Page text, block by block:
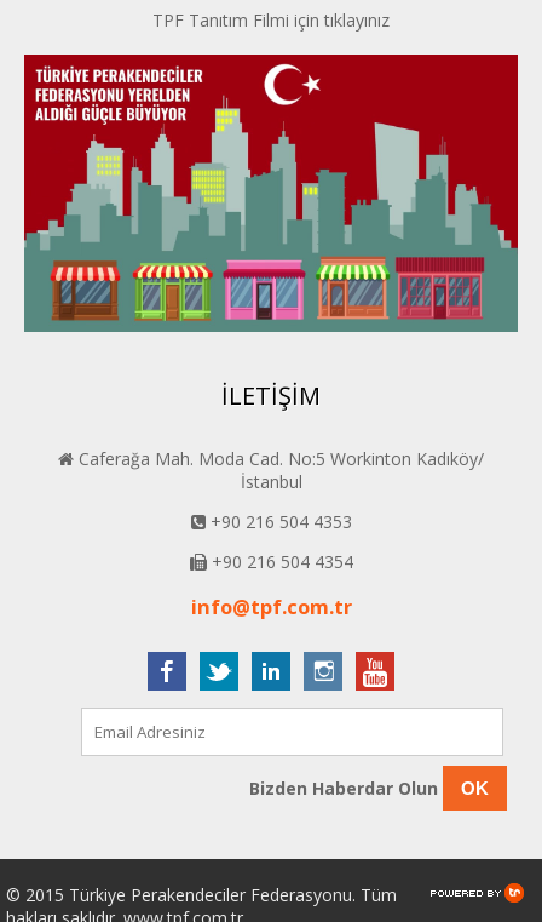
İpek Yolu PERDER
Kayseri PERDER
Karadeniz Perder
Konya PERDER
Van PERDER
BEYPER
TPF Tanıtım Filmi için tıklayınız
İLETİŞİM
Caferağa Mah. Moda Cad. No:5 Workinton Kadıköy/
İstanbul
+90 216 504 4353
+90 216 504 4354
info@tpf.com.tr
Bizden Haberdar Olun OK
© 2015 Türkiye Perakendeciler Federasyonu. Tüm